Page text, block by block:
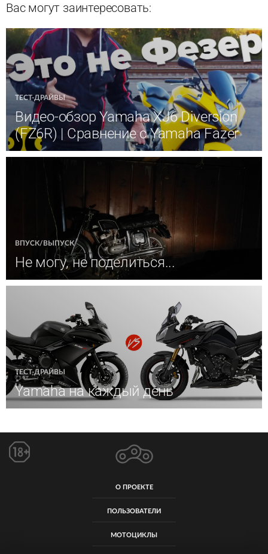
Вас могут заинтересовать:
ТЕСТ-ДРАЙВЫ
Видео-обзор Yamaha XJ6 Diversion
(FZ6R) | Сравнение с Yamaha Fazer
ВПУСК/ВЫПУСК
Не могу, не поделиться...
ТЕСТ-ДРАЙВЫ
Yamaha на каждый день
О ПРОЕКТЕ
ПОЛЬЗОВАТЕЛИ
МОТОЦИКЛЫ